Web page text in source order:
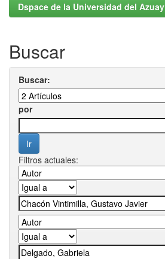
Dspace de la Universidad del Azuay
Buscar
Buscar:
por
Filtros actuales: